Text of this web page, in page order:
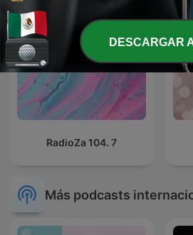
RadioZa 104. 7
Más podcasts
DESCARGAR